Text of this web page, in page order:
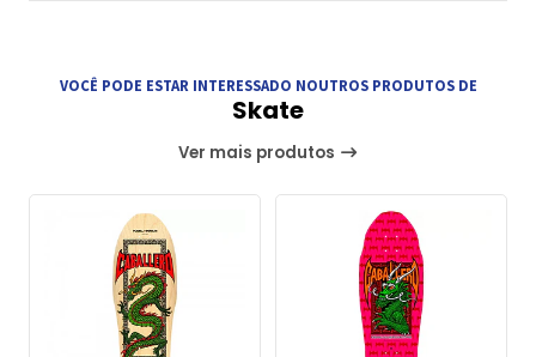
VOCÊ PODE ESTAR INTERESSADO NOUTROS PRODUTOS DE
Skate
Ver mais produtos